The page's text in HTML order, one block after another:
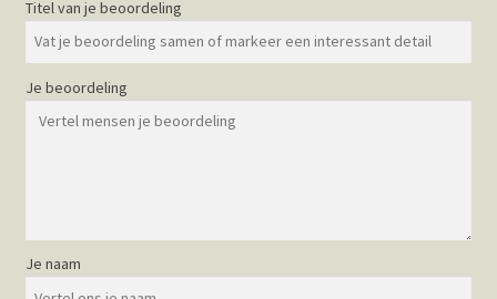
Titel van je beoordeling
Je beoordeling
Je naam